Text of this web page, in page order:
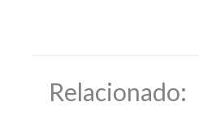
Relacionado: